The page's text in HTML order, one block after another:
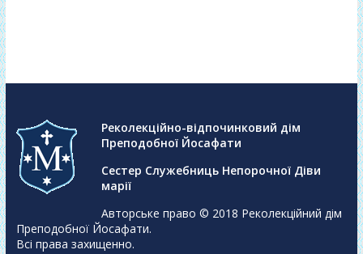
Реколекційно-відпочинковий дім
Преподобної Йосафати
Сестер Служебниць Непорочної Діви
марії
Авторське право © 2018 Реколекційний дім
Преподобної Йосафати.
Всі права захищенно.